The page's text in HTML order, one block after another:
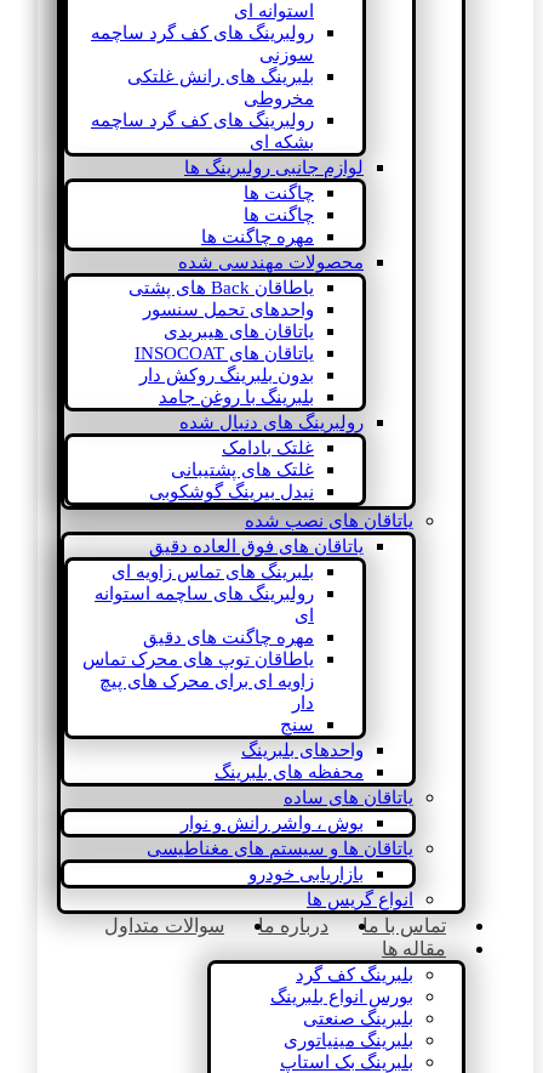
استوانه ای
رولبرینگ های کف گرد ساچمه
سوزنی
بلبرینگ های رانش غلتکی
مخروطی
رولبرینگ های کف گرد ساچمه
بشکه ای
لوازم جانبی رولبرینگ ها
چاگنت ها
چاگنت ها
مهره چاگنت ها
محصولات مهندسی شده
یاطاقان Back های پشتی
واحدهای تحمل سنسور
یاتاقان های هیبریدی
یاتاقان های INSOCOAT
بدون بلبرینگ روکش دار
بلبرینگ با روغن جامد
رولبرینگ های دنبال شده
غلتک بادامک
غلتک های پشتیبانی
نیدل بیرینگ گوشکوبی
یاتاقان های نصب شده
یاتاقان های فوق العاده دقیق
بلبرینگ های تماس زاویه ای
رولبرینگ های ساچمه استوانه
ای
مهره چاگنت های دقیق
یاطاقان توپ های محرک تماس
زاویه ای برای محرک های پیچ
دار
سنج
واحدهای بلبرینگ
محفظه های بلبرینگ
یاتاقان های ساده
بوش ، واشر رانش و نوار
یاتاقان ها و سیستم های مغناطیسی
بازاریابی خودرو
انواع گریس ها
تماس با ما درباره ما
سوالات متداول
مقاله ها
بلبرینگ کف گرد
بورس انواع بلبرینگ
بلبرینگ صنعتی
بلبرینگ مینیاتوری
بلبرینگ بک استاپ